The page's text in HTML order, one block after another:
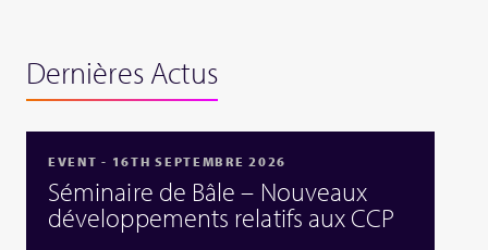
Dernières Actus
EVENT - 16TH SEPTEMBRE 2026
Séminaire de Bâle – Nouveaux
développements relatifs aux CCP